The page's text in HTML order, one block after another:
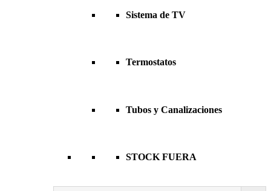
Sistema de TV
Termostatos
Tubos y Canalizaciones
STOCK FUERA